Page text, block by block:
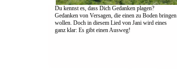
Du kennst es, dass Dich Gedanken plagen?
Gedanken von Versagen, die einen zu Boden bringen
wollen. Doch in diesem Lied von Jani wird eines
ganz klar: Es gibt einen Ausweg!